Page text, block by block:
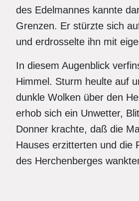
des Edelmannes kannte
Grenzen. Er stürzte sich
und erdrosselte ihn mit
In diesem Augenblick
Himmel. Sturm heulte auf
dunkle Wolken über den
erhob sich ein Unwetter,
Donner krachte, daß die
Hauses erzitterten und die
des Herchenberges